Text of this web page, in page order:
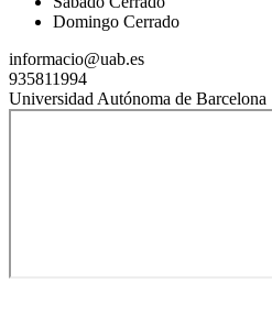
Domingo Cerrado
informacio@uab.es
935811994
Universidad Autónoma de Barcelona